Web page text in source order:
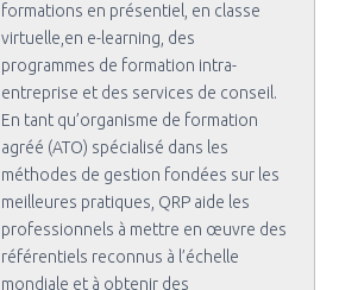
formations en présentiel, en classe
virtuelle,en e-learning, des
programmes de formation intra-
entreprise et des services de conseil.
En tant qu’organisme de formation
agréé (ATO) spécialisé dans les
méthodes de gestion fondées sur les
meilleures pratiques, QRP aide les
professionnels à mettre en œuvre des
référentiels reconnus à l’échelle
mondiale et à obtenir des